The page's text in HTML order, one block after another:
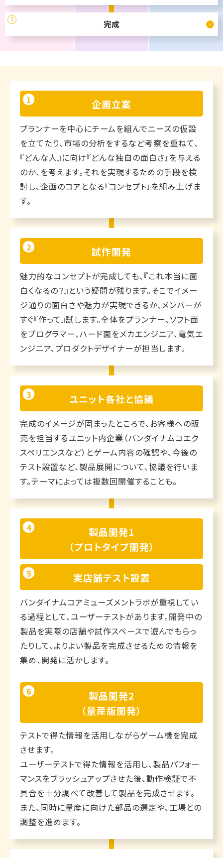
7 完成
1 企画立案
プランナーを中心にチームを組んでニーズの仮設
を立てたり、市場の分析をするなど考察を重ねて、
『どんな人』に向け『どんな独自の面白さ』を与える
のか、を考えます。それを実現するための手段を検
討し、企画のコアとなる『コンセプト』を組み上げま
す。
2 試作開発
魅力的なコンセプトが完成しても、『これ本当に面
白くなるの？』という疑問が残ります。そこでイメー
ジ通りの面白さや魅力が実現できるか、メンバーが
すぐ『作って』試します。全体をプランナー、ソフト面
をプログラマー、ハード面をメカエンジニア、電気エ
ンジニア、プロダクトデザイナーが担当します。
3 ユニット各社と協議
完成のイメージが固まったところで、お客様への販
売を担当するユニット内企業（バンダイナムコエク
スペリエンスなど）とゲーム内容の確認や、今後の
テスト設置など、製品展開について、協議を行いま
す。テーマによっては複数回開催することも。
4
製品開発1
（プロトタイプ開発）
5 実店舗テスト設置
バンダイナムコアミューズメントラボが重視してい
る過程として、ユーザーテストがあります。開発中の
製品を実際の店舗や試作スペースで遊んでもらっ
たりして、よりよい製品を完成させるための情報を
集め、開発に活かします。
6
製品開発2
（量産版開発）
テストで得た情報を活用しながらゲーム機を完成
させます。
ユーザーテストで得た情報を活用し、製品パフォー
マンスをブラッシュアップさせた後、動作検証で不
具合を十分調べて改善して製品を完成させます。
また、同時に量産に向けた部品の選定や、工場との
調整を進めます。